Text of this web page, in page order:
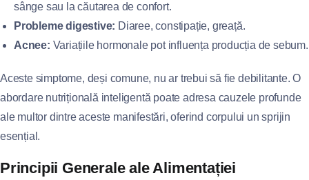
sânge sau la căutarea de confort.
Probleme digestive: Diaree, constipație, greață.
Acnee: Variațiile hormonale pot influența producția de sebum.
Aceste simptome, deși comune, nu ar trebui să fie debilitante. O
abordare nutrițională inteligentă poate adresa cauzele profunde
ale multor dintre aceste manifestări, oferind corpului un sprijin
esențial.
Principii Generale ale Alimentației